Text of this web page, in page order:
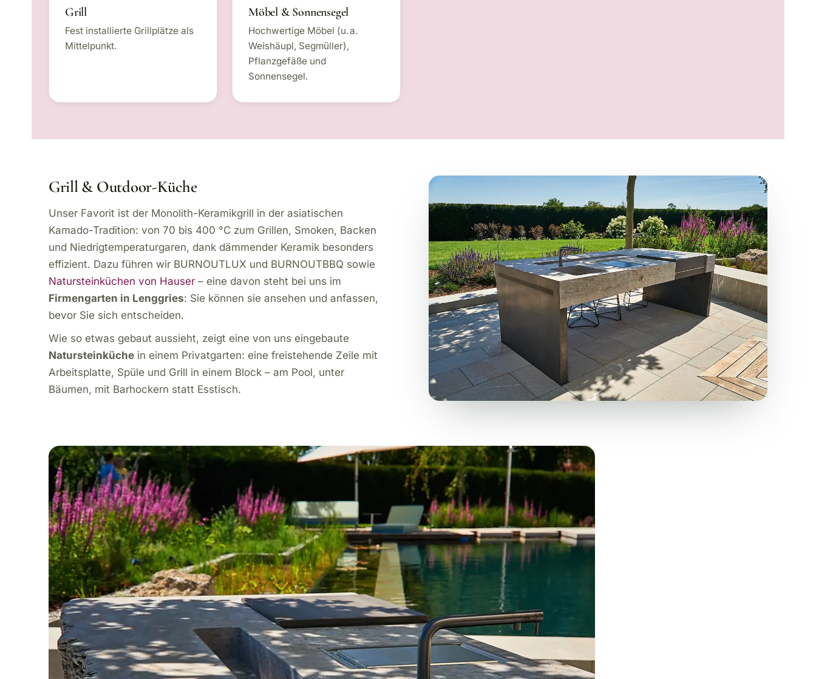
Grill
Fest installierte Grillplätze als
Mittelpunkt.
Möbel & Sonnensegel
Hochwertige Möbel (u. a.
Weishäupl, Segmüller),
Pflanzgefäße und
Sonnensegel.
Grill & Outdoor-Küche
Unser Favorit ist der Monolith-Keramikgrill in der asiatischen
Kamado-Tradition: von 70 bis 400 °C zum Grillen, Smoken, Backen
und Niedrigtemperaturgaren, dank dämmender Keramik besonders
effizient. Dazu führen wir BURNOUTLUX und BURNOUTBBQ sowie
Natursteinküchen von Hauser – eine davon steht bei uns im
Firmengarten in Lenggries: Sie können sie ansehen und anfassen,
bevor Sie sich entscheiden.
Wie so etwas gebaut aussieht, zeigt eine von uns eingebaute
Natursteinküche in einem Privatgarten: eine freistehende Zeile mit
Arbeitsplatte, Spüle und Grill in einem Block – am Pool, unter
Bäumen, mit Barhockern statt Esstisch.